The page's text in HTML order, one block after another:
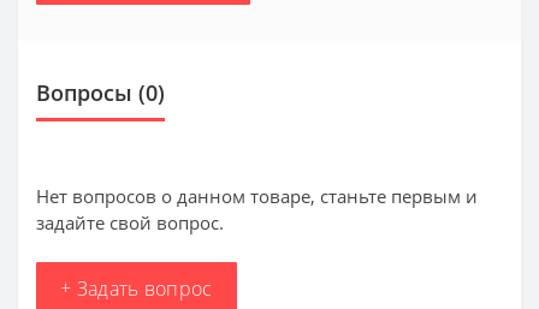
Вопросы (0)
Нет вопросов о данном товаре, станьте первым и
задайте свой вопрос.
+ Задать вопрос